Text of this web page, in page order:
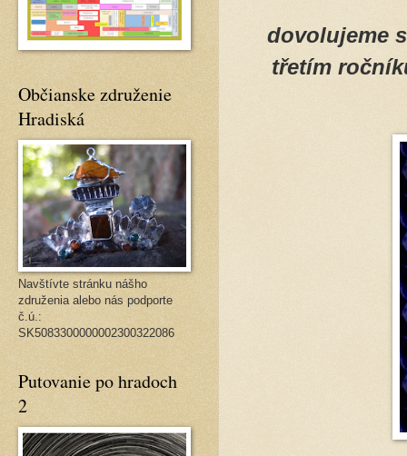
dovolujeme
třetím
Občianske združenie
Hradiská
Navštívte stránku nášho
združenia alebo nás podporte
č.ú.:
SK5083300000002300322086
Putovanie po hradoch
2